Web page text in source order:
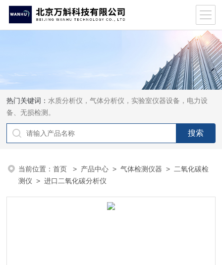
热门关键词： 水质分析仪，气体分析仪，实验室仪器设备，电力设
备、无损检测。
当前位置：首页 > 产品中心 >气体检测仪器 > 二氧化碳检
测仪 > 进口二氧化碳分析仪